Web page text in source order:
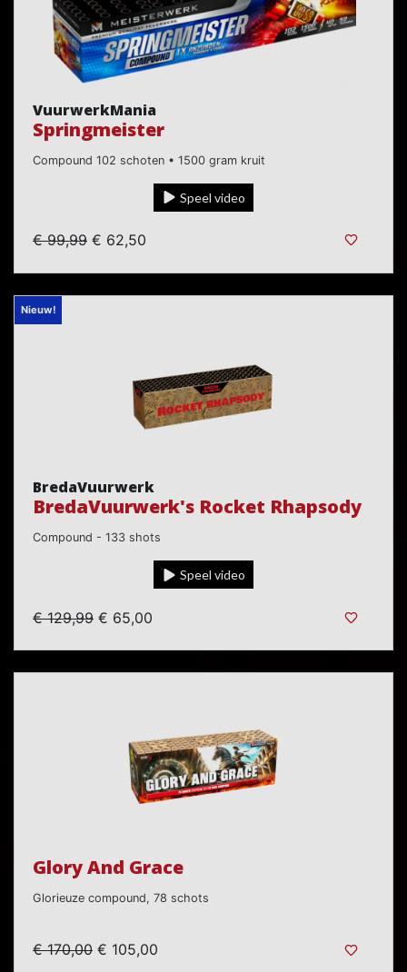
VuurwerkMania
Springmeister
Compound 102 schoten • 1500 gram kruit
Speel video
€ 99,99 € 62,50
Nieuw!
BredaVuurwerk
BredaVuurwerk's Rocket Rhapsody
Compound - 133 shots
Speel video
€ 129,99 € 65,00
Glory And Grace
Glorieuze compound, 78 schots
€ 170,00 € 105,00